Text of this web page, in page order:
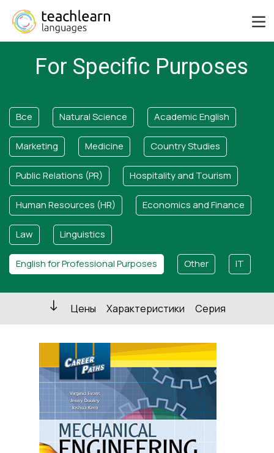
For Specific Purposes
Все Natural Science Academic English
Marketing Medicine Country Studies
Public Relations (PR) Hospitality and Tourism
Human Resources (HR) Economics and Finance
Law Linguistics
English for Professional Purposes Other IT
Цены Характеристики Серия